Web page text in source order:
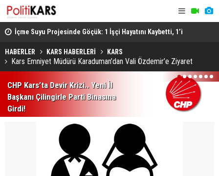
İçme Suyu Projesinde Göçük: 1 İşçi Hayatını Kaybetti, 1’i
Ağır Yaralı
HABERLER KARS HABERLERİ KARS
Kars Emniyet Müdürü Karaduman’dan Vali Özdemir’e Ziyaret
CHP Kars’ta Devir Krizi.. Yeni İl
Başkanı Çilingirle Parti Binasına
Girdi!
1 2 3 4 5 6 7